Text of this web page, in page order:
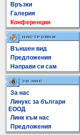
Връзки
Галерия
Конференции
Външен вид
Предложения
Направи си сам
За нас
Линукс за българи
ЕООД
Линк към нас
Предложения